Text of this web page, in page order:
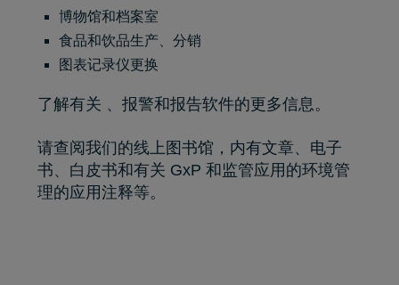
博物馆和档案室
食品和饮品生产、分销
图表记录仪更换
了解有关 、报警和报告软件的更多信息。
请查阅我们的线上图书馆，内有文章、电子
书、白皮书和有关 GxP 和监管应用的环境管
理的应用注释等。